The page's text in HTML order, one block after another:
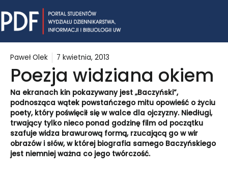
to
content
Paweł Olek 7 kwietnia, 2013
Poezja widziana okiem
Na ekranach kin pokazywany jest „Baczyński”,
podnosząca wątek powstańczego mitu opowieść o życiu
poety, który poświęcił się w walce dla ojczyzny. Niedługi,
trwający tylko nieco ponad godzinę film od początku
szafuje widza brawurową formą, rzucającą go w wir
obrazów i słów, w której biografia samego Baczyńskiego
jest niemniej ważna co jego twórczość.